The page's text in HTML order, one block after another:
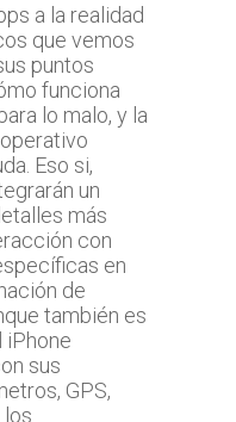
a la realidad
que vemos
puntos
funciona
lo malo, y la
Eso si,
un
más
con
en
de
también es
iPhone
sus
GPS,